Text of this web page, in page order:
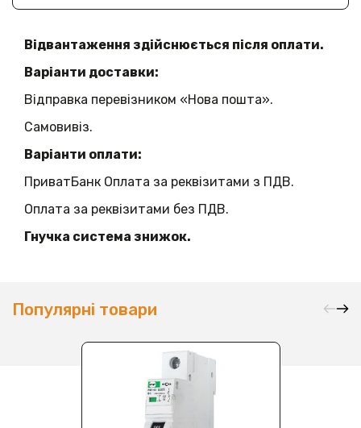
Відвантаження здійснюється після оплати.
Варіанти доставки:
Відправка перевізником «Нова пошта».
Самовивіз.
Варіанти оплати:
ПриватБанк Оплата за реквізитами з ПДВ.
Оплата за реквізитами без ПДВ.
Гнучка система знижок.
Популярні товари